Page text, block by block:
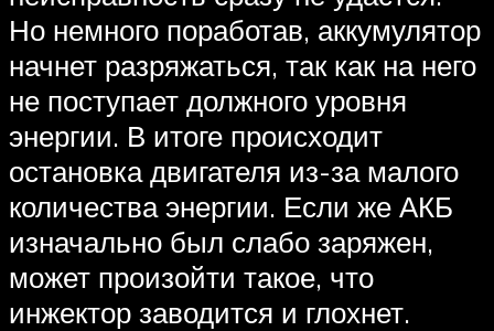
Но немного поработав, аккумулятор
начнет разряжаться, так как на него
не поступает должного уровня
энергии. В итоге происходит
остановка двигателя из-за малого
количества энергии. Если же АКБ
изначально был слабо заряжен,
может произойти такое, что
инжектор заводится и глохнет.